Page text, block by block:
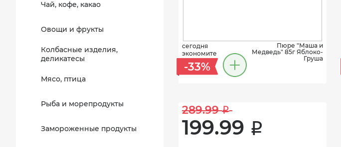
Чай, кофе, какао
Овощи и фрукты
Колбасные изделия,
деликатесы
Мясо, птица
Рыба и морепродукты
Замороженные продукты
сегодня
экономите
-33%
Пюре "Маша и
Медведь" 85г Яблоко-
Груша
289.99 i
199.99 i